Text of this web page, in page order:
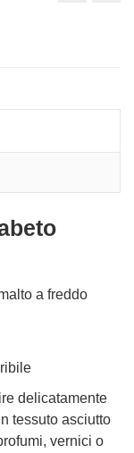
a freddo
delicatamente
tessuto asciutto
vernici o